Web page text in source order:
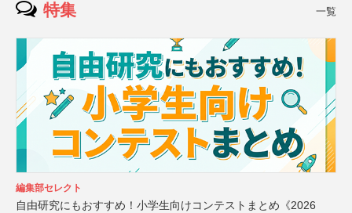
特集 一覧
編集部セレクト
自由研究にもおすすめ！小学生向けコンテストまとめ《2026